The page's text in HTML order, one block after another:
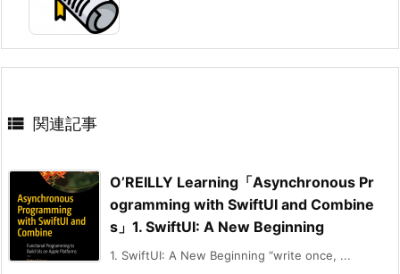
 関連記事
O’REILLY Learning「Asynchronous Pr
ogramming with SwiftUI and Combine
s」1. SwiftUI: A New Beginning
1. SwiftUI: A New Beginning “write once, ...